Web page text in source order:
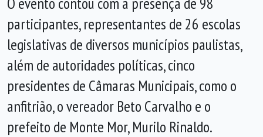
participantes, representantes de 26 escolas
legislativas de diversos municípios paulistas,
além de autoridades políticas, cinco
presidentes de Câmaras Municipais, como o
anfitrião, o vereador Beto Carvalho e o
prefeito de Monte Mor, Murilo Rinaldo.